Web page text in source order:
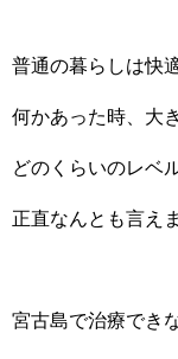
普通の暮らしは快
何かあった時、大
どのくらいのレベ
正直なんとも言え
宮古島で治療でき